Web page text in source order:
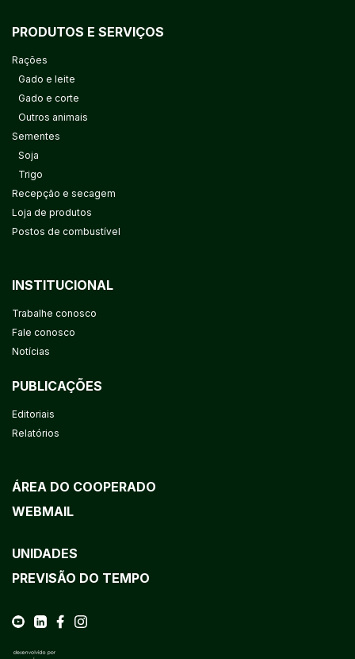
PRODUTOS E SERVIÇOS
Rações
Gado e leite
Gado e corte
Outros animais
Sementes
Soja
Trigo
Recepção e secagem
Loja de produtos
Postos de combustível
INSTITUCIONAL
Trabalhe conosco
Fale conosco
Notícias
PUBLICAÇÕES
Editoriais
Relatórios
ÁREA DO COOPERADO
WEBMAIL
UNIDADES
PREVISÃO DO TEMPO